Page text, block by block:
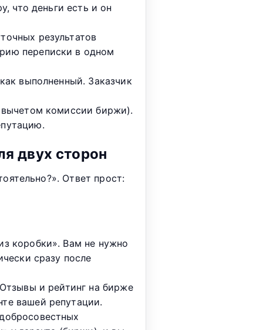
что деньги есть и он
результатов
переписки в одном
выполненный. Заказчик
вычетом комиссии биржи).
двух сторон
Ответ прост:
коробки». Вам не нужно
сразу после
и рейтинг на бирже
вашей репутации.